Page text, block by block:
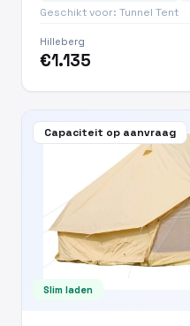
Geschikt voor: Tunnel Tent
Hilleberg
€1.135
Capaciteit op aanvraag
Slim laden